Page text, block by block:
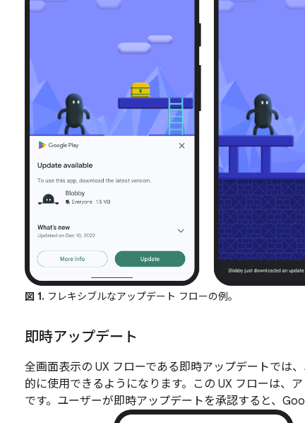
図 1. フレキシブルなアップデート フローの例。
即時アップデート
全画面表示の UX フローである即時アップデートでは
的に使用できるようになります。この UX フローは、
です。ユーザーが即時アップデートを承認すると、